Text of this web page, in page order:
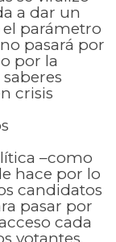
a dar un
el parámetro
pasará por
por la
crisis
–como
hace por lo
candidatos
pasar por
cada